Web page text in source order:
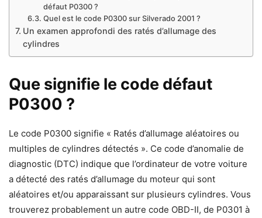
défaut P0300 ?
Quel est le code P0300 sur Silverado 2001 ?
Un examen approfondi des ratés d’allumage des
cylindres
Que signifie le code défaut
P0300 ?
Le code P0300 signifie « Ratés d’allumage aléatoires ou
multiples de cylindres détectés ». Ce code d’anomalie de
diagnostic (DTC) indique que l’ordinateur de votre voiture
a détecté des ratés d’allumage du moteur qui sont
aléatoires et/ou apparaissant sur plusieurs cylindres. Vous
trouverez probablement un autre code OBD-II, de P0301 à